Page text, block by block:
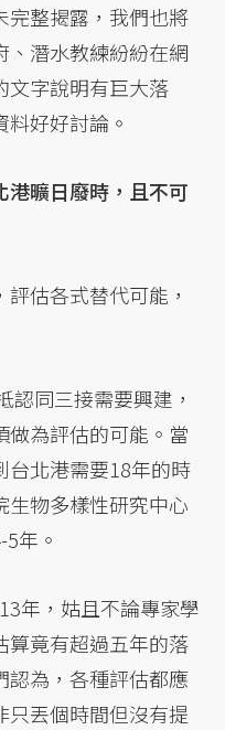
完整揭露，我們也將
、潛水教練紛紛在網
文字說明有巨大落
好好討論。
港曠日廢時，且不可
估各式替代可能，
認同三接需要興建，
做為評估的可能。當
台北港需要18年的時
生物多樣性研究中心
年。
年，姑且不論專家學
算竟有超過五年的落
認為，各種評估都應
只丟個時間但沒有提